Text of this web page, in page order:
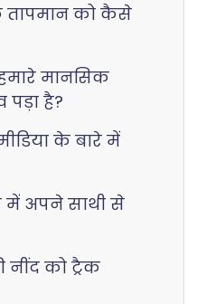
को कैसे
मानसिक
पड़ा है?
के बारे में
में अपने साथी से
को ट्रैक